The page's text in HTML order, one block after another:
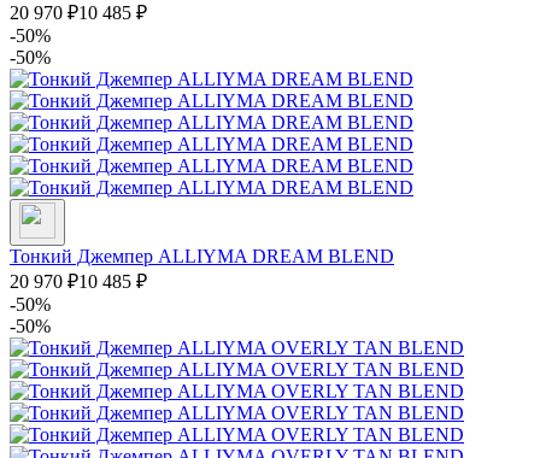
20 970 ₽10 485 ₽
-50%
-50%
Тонкий Джемпер ALLIYMA DREAM BLEND
20 970 ₽10 485 ₽
-50%
-50%